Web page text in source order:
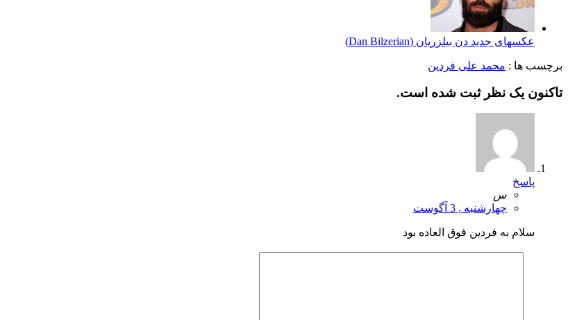
عکسهای جدید دن بیلزریان (Dan Bilzerian)
برچسب ها : محمد علی فردین
تاکنون یک نظر ثبت شده است.
پاسخ
س
چهارشنبه , 3 آگوست
سلام به فردین فوق العاده بود